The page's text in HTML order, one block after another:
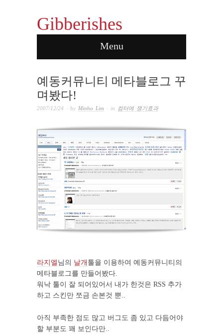
Gibberishes
Menu
예동커뮤니티 메타블로그 꾸
며봤다!
2007/12/24 · by Minho Lim · in 컴터에 쟁기효과
라지엘 님의 날개 툴을 이용하여 예동커뮤니티의
메타블로그를 만들어봤다.
워낙 툴이 잘 되어있어서 내가 한것은 RSS 추가
하고 스킨만 쪼금 손본것 뿐..
아직 부족한 점도 많고 버그도 좀 있고 다듬어야
할 부분도 꽤 보인다만..